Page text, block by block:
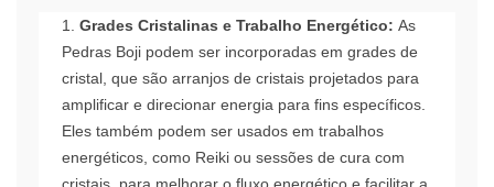
Grades Cristalinas e Trabalho Energético: As
Pedras Boji podem ser incorporadas em grades de
cristal, que são arranjos de cristais projetados para
amplificar e direcionar energia para fins específicos.
Eles também podem ser usados ​​em trabalhos
energéticos, como Reiki ou sessões de cura com